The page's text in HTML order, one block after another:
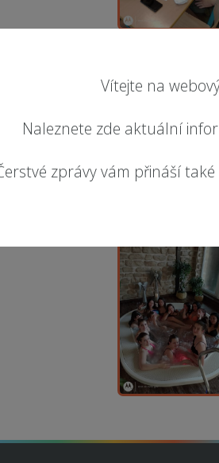
Vítejte na
Naleznete zde aktuální
zprávy vám přináší